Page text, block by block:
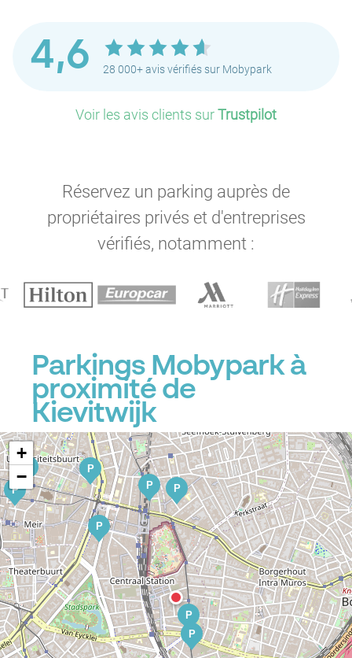
4,6 28 000+ avis vérifiés sur Mobypark
Voir les avis clients surTrustpilot
Réservez un parking auprès de
propriétaires privés et d'entreprises
vérifiés, notamment :
Parkings Mobypark à
proximité de
Kievitwijk
P
P
P
P
P
P
P
P
P
+
−